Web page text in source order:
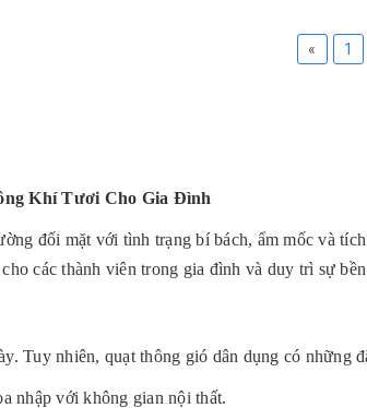
« 1
Khí Tươi Cho Gia Đình
đối mặt với tình trạng bí bách, ẩm mốc và
các thành viên trong gia đình và duy trì sự
Tuy nhiên, quạt thông gió dân dụng có những
nhập với không gian nội thất.